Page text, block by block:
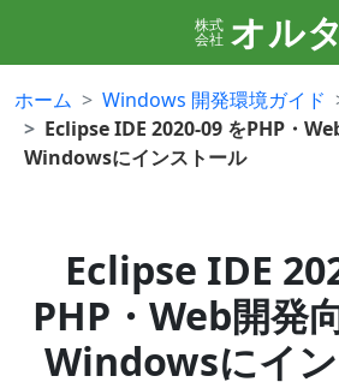
株式
会社 オルタ
ホーム Windows 開発環境ガイド
Eclipse IDE 2020-09 をPHP・
Windowsにインストール
Eclipse IDE
PHP・Web開発
Windowsにイ